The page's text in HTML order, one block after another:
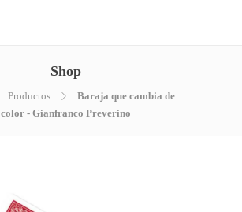
Shop
Productos
Baraja que cambia de
color - Gianfranco Preverino